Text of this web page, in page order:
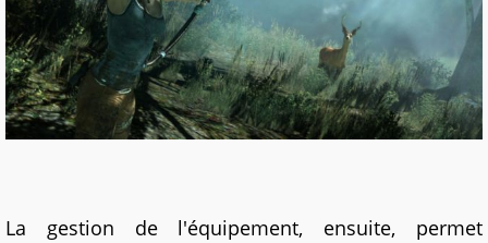
La gestion de l'équipement, ensuite, permet